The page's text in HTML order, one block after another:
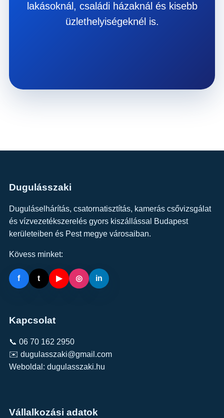
lakásoknál, családi házaknál és kisebb
üzlethelyiségeknél is.
Dugulásszaki
Duguláselhárítás, csatornatisztítás, kamerás csővizsgálat
és vízvezetékszerelés gyors kiszállással Budapest
kerületeiben és Pest megye városaiban.
Kövess minket:
f t ▶ ◎ in
Kapcsolat
📞 06 70 162 2950
✉️ dugulasszaki@gmail.com
Weboldal: dugulasszaki.hu
Vállalkozási adatok